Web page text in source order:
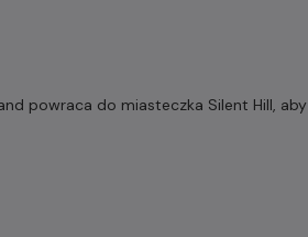
powraca do miasteczka Silent Hill, aby